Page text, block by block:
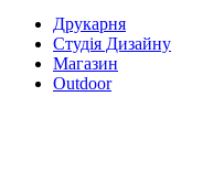
Друкарня
Студія Дизайну
Магазин
Outdoor